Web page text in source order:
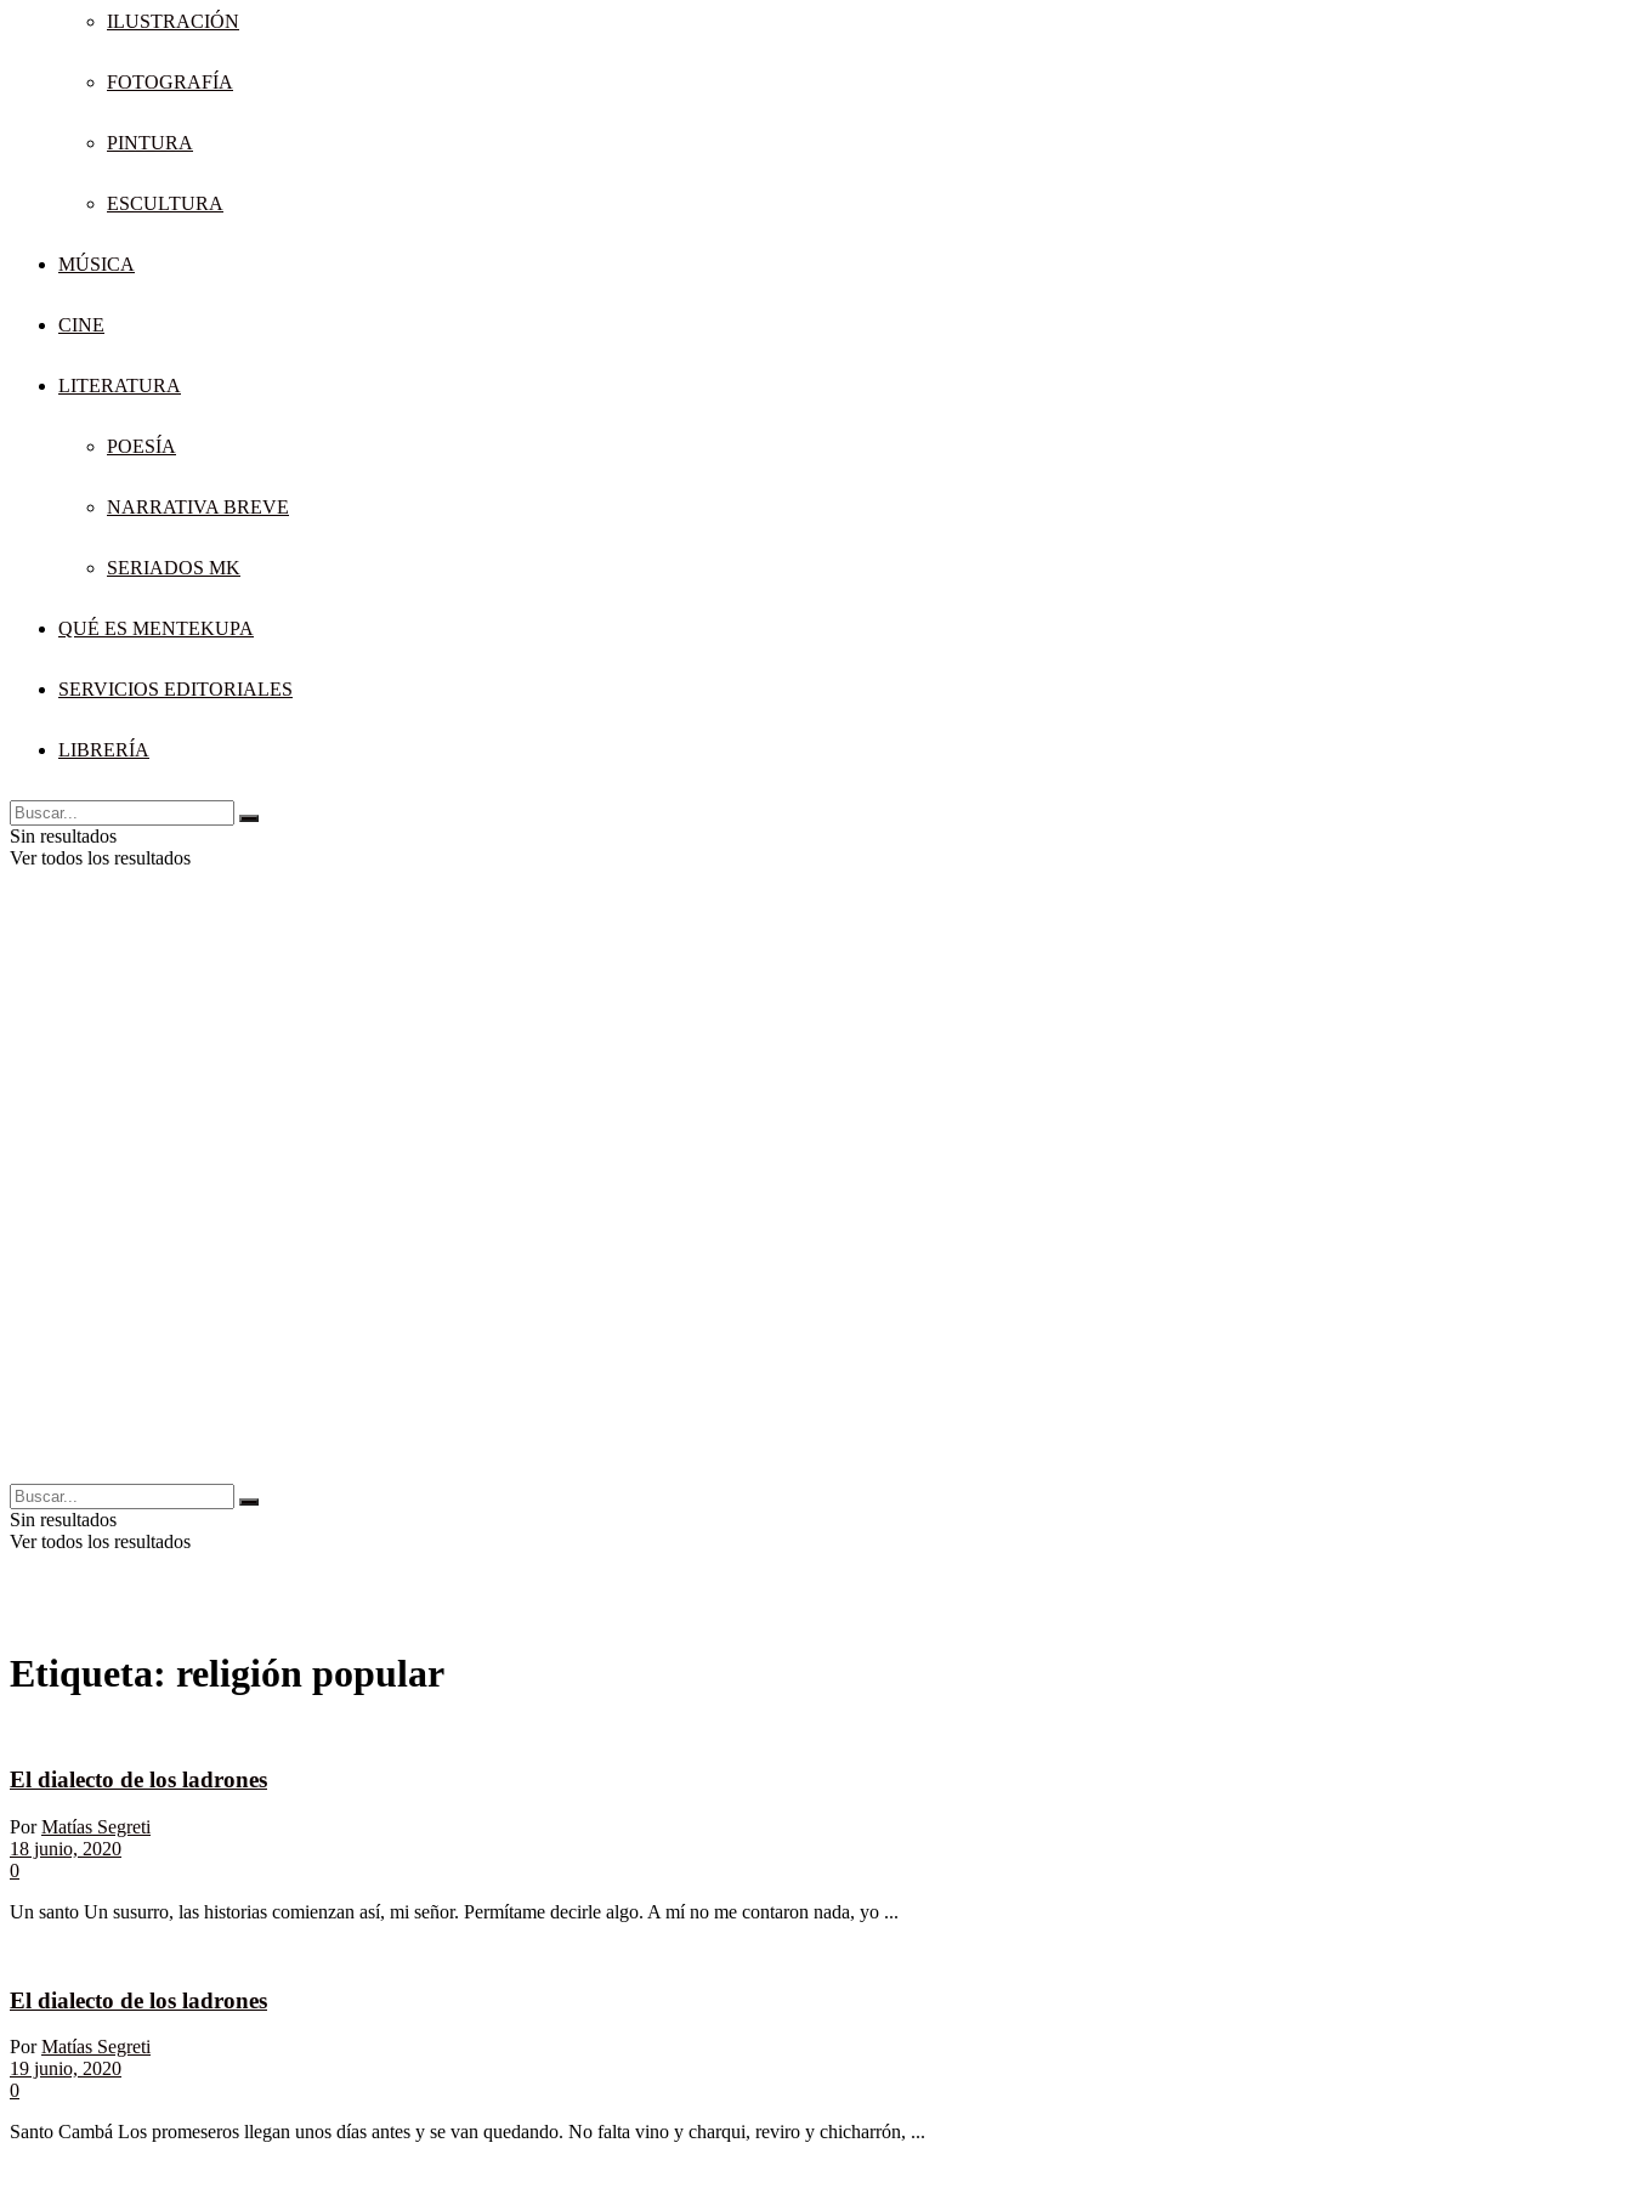
ILUSTRACIÓN
FOTOGRAFÍA
PINTURA
ESCULTURA
MÚSICA
CINE
LITERATURA
POESÍA
NARRATIVA BREVE
SERIADOS MK
QUÉ ES MENTEKUPA
SERVICIOS EDITORIALES
LIBRERÍA
Sin resultados
Ver todos los resultados
Sin resultados
Ver todos los resultados
Etiqueta: religión popular
El dialecto de los ladrones
Por Matías Segreti
18 junio, 2020
0
Un santo Un susurro, las historias comienzan así, mi señor. Permítame decirle algo. A mí no me contaron nada, yo ...
El dialecto de los ladrones
Por Matías Segreti
19 junio, 2020
0
Santo Cambá Los promeseros llegan unos días antes y se van quedando. No falta vino y charqui, reviro y chicharrón, ...